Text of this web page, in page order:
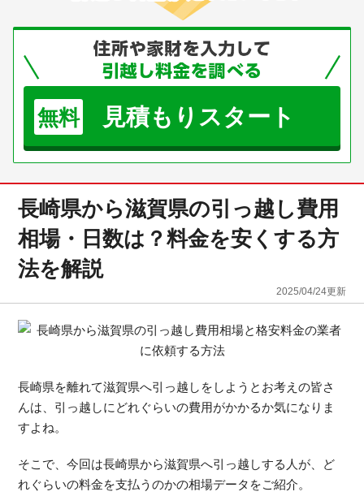
無料 見積もりスタート
長崎県から滋賀県の引っ越し費用
相場・日数は？料金を安くする方
法を解説
2025/04/24更新
長崎県を離れて滋賀県へ引っ越しをしようとお考えの皆さ
んは、引っ越しにどれぐらいの費用がかかるか気になりま
すよね。
そこで、今回は長崎県から滋賀県へ引っ越しする人が、ど
れぐらいの料金を支払うのかの相場データをご紹介。